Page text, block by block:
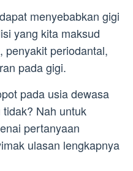
menyebabkan gigi
yang kita maksud
penyakit periodantal,
pada gigi.
pada usia dewasa
Nah untuk
pertanyaan
ulasan lengkapnya